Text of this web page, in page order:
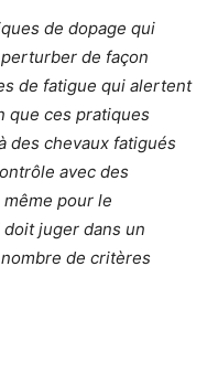
de dopage qui
de façon
de fatigue qui alertent
que ces pratiques
des chevaux fatigués
avec des
pour le
juger dans un
de critères